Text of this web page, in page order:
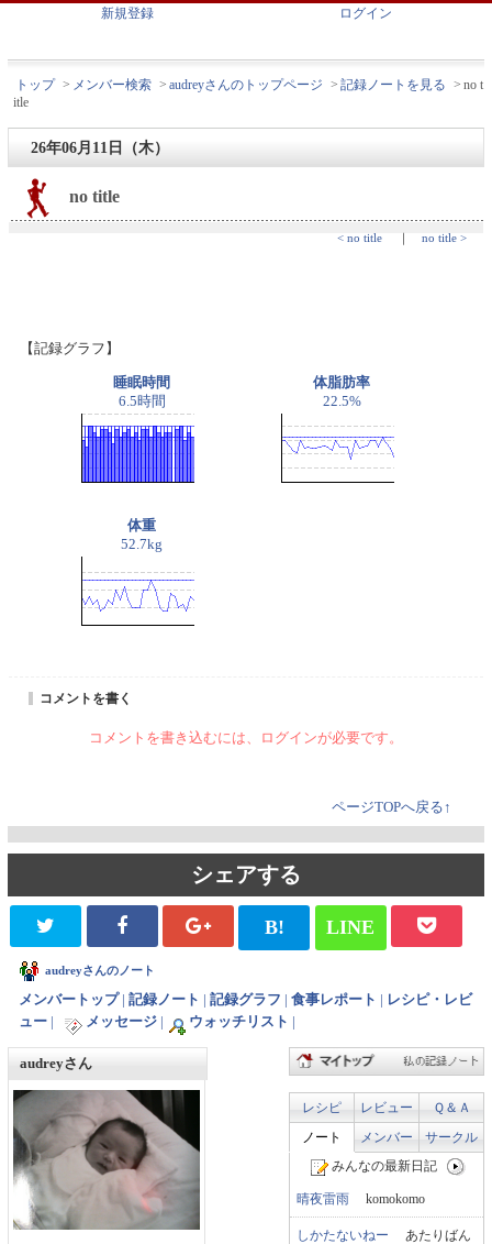
新規登録 ログイン
トップ > メンバー検索 > audreyさんのトップページ > 記録ノートを見る > no t
itle
26年06月11日（木）
no title
< no title ｜ no title >
【記録グラフ】
睡眠時間
6.5時間
体脂肪率
22.5%
体重
52.7kg
コメントを書く
コメントを書き込むには、ログインが必要です。
ページTOPへ戻る↑
シェアする
B! LINE
audreyさんのノート
メンバートップ| 記録ノート 記録グラフ 食事レポート
レシピ・レビ
ュー
メッセージ ウォッチリスト
audreyさん
レシピ レビュー
Ｑ＆Ａ
ノート
メンバー
サークル
みんなの最新日記
晴夜雷雨 komokomo
しかたないねー あたりばん